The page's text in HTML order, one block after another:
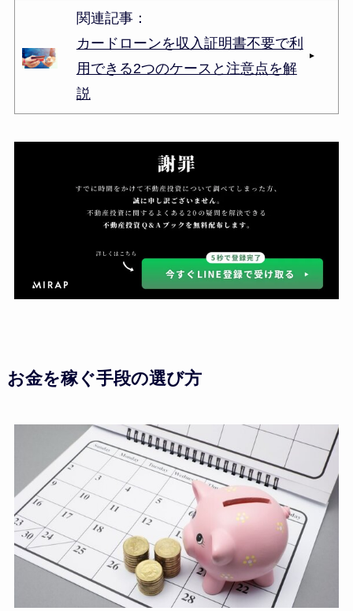
関連記事：
カードローンを収入証明書不要で利
用できる2つのケースと注意点を解
説
お金を稼ぐ手段の選び方